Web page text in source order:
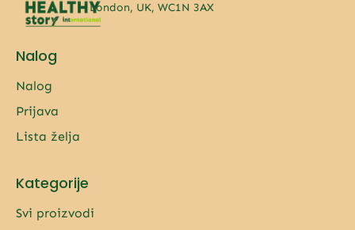
London, UK, WC1N 3AX
Nalog
Nalog
Prijava
Lista želja
Kategorije
Svi proizvodi